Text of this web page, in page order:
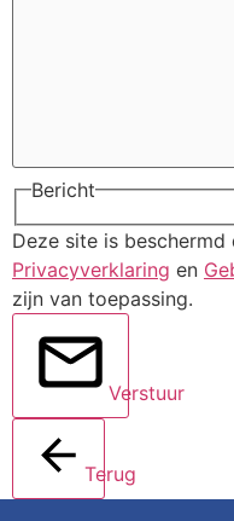
Bericht
Deze site is
Privacyverklaring en
zijn van toepassing.
Verstuur
Terug